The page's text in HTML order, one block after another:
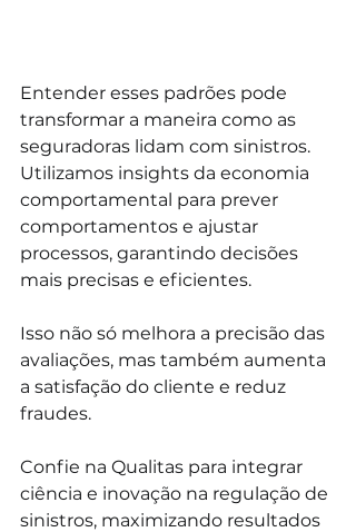
Entender esses padrões pode
transformar a maneira como as
seguradoras lidam com sinistros.
Utilizamos insights da economia
comportamental para prever
comportamentos e ajustar
processos, garantindo decisões
mais precisas e eficientes.
Isso não só melhora a precisão das
avaliações, mas também aumenta
a satisfação do cliente e reduz
fraudes.
Confie na Qualitas para integrar
ciência e inovação na regulação de
sinistros, maximizando resultados